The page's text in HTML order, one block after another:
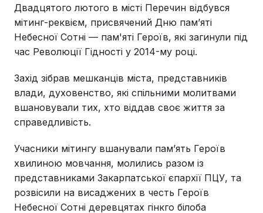
Двадцятого лютого в місті Перечин відбувся
мітинг-реквієм, присвячений Дню пам’яті
Небесної Сотні — пам'яті Героїв, які загинули під
час Революції Гідності у 2014-му році.
Захід зібрав мешканців міста, представників
влади, духовенство, які спільними молитвами
вшановували тих, хто віддав своє життя за
справедливість.
Учасники мітингу вшанували пам’ять Героїв
хвилиною мовчання, молились разом із
представниками Закарпатської єпархії ПЦУ, та
розвісили на висаджених в честь Героїв
Небесної Сотні деревцятах гінкго білоба